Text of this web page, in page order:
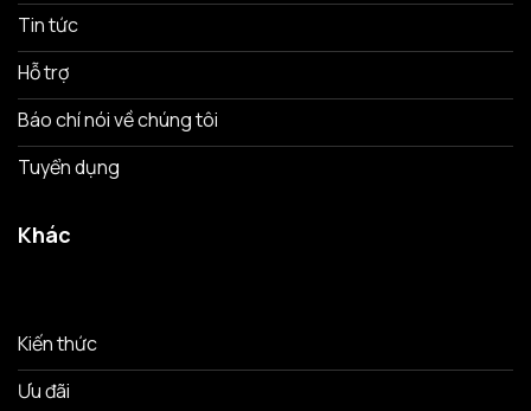
Tin tức
Hỗ trợ
Báo chí nói về chúng tôi
Tuyển dụng
Khác
Kiến thức
Ưu đãi